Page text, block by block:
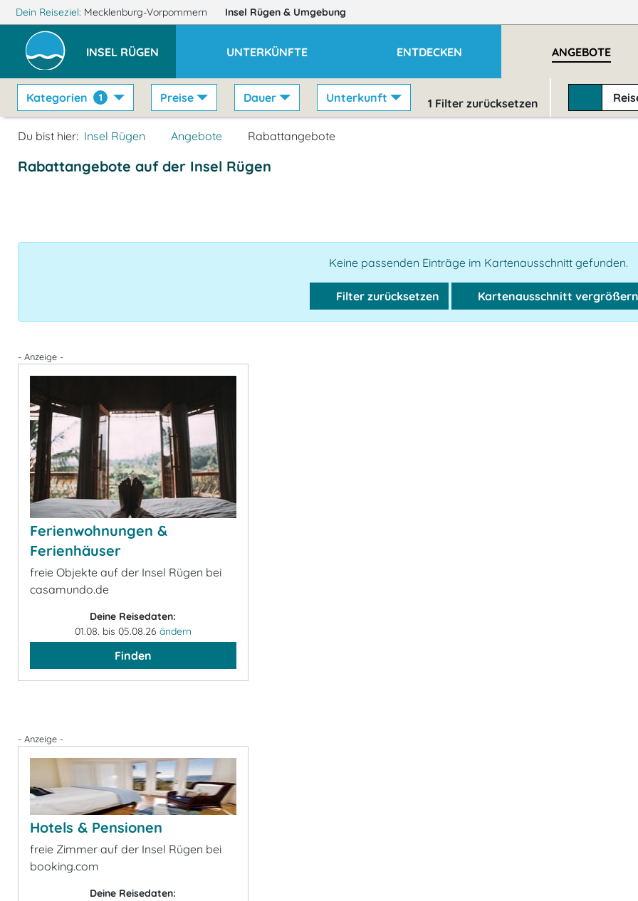
Dein Reiseziel: Mecklenburg-Vorpommern Insel Rügen & Umgebung
INSEL RÜGEN UNTERKÜNFTE ENTDECKEN ANGEBOTE
Kategorien 1 Preise Dauer Unterkunft 1 Filter zurücksetzen
Du bist hier: Insel Rügen Angebote Rabattangebote
Rabattangebote auf der Insel Rügen
Keine passenden Einträge im Kartenausschnitt gefunden.
Filter zurücksetzen Kartenausschnitt vergrößern
- Anzeige -
Ferienwohnungen &
Ferienhäuser
freie Objekte auf der Insel Rügen bei
casamundo.de
Deine Reisedaten:
01.08. bis 05.08.26 ändern
Finden
- Anzeige -
Hotels & Pensionen
freie Zimmer auf der Insel Rügen bei
booking.com
Deine Reisedaten: